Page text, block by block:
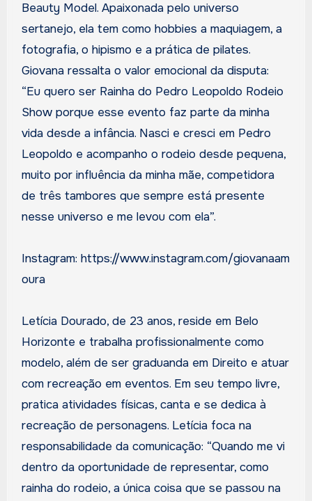
Beauty Model. Apaixonada pelo universo
sertanejo, ela tem como hobbies a maquiagem, a
fotografia, o hipismo e a prática de pilates.
Giovana ressalta o valor emocional da disputa:
“Eu quero ser Rainha do Pedro Leopoldo Rodeio
Show porque esse evento faz parte da minha
vida desde a infância. Nasci e cresci em Pedro
Leopoldo e acompanho o rodeio desde pequena,
muito por influência da minha mãe, competidora
de três tambores que sempre está presente
nesse universo e me levou com ela”.
Instagram: https://www.instagram.com/giovanaam
oura
Letícia Dourado, de 23 anos, reside em Belo
Horizonte e trabalha profissionalmente como
modelo, além de ser graduanda em Direito e atuar
com recreação em eventos. Em seu tempo livre,
pratica atividades físicas, canta e se dedica à
recreação de personagens. Letícia foca na
responsabilidade da comunicação: “Quando me vi
dentro da oportunidade de representar, como
rainha do rodeio, a única coisa que se passou na